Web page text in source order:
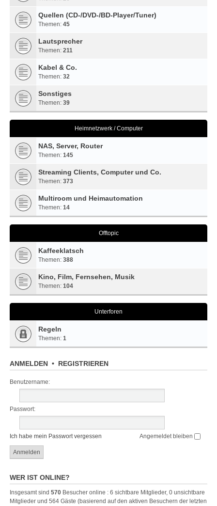
Quellen (CD-/DVD-/BD-Player/Tuner)
Themen: 45
Lautsprecher
Themen: 211
Kabel & Co.
Themen: 32
Sonstiges
Themen: 39
Heimnetzwerk / Computer
NAS, Server, Router
Themen: 145
Streaming Clients, Computer und Co.
Themen: 373
Multiroom und Heimautomation
Themen: 14
Offtopic
Kaffeeklatsch
Themen: 388
Kino, Film, Fernsehen, Musik
Themen: 104
Unterforen
Regeln
Themen: 1
ANMELDEN • REGISTRIEREN
Benutzername:
Passwort:
Ich habe mein Passwort vergessen Angemeldet bleiben
WER IST ONLINE?
Insgesamt sind 570 Besucher online : 6 sichtbare Mitglieder, 0 unsichtbare
Mitglieder und 564 Gäste (basierend auf den aktiven Besuchern der letzten